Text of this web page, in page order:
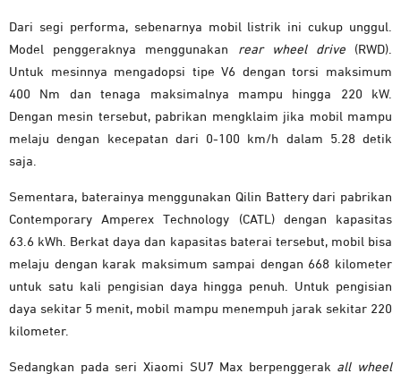
Dari segi performa, sebenarnya mobil listrik ini cukup unggul.
Model penggeraknya menggunakan rear wheel drive(RWD).
Untuk mesinnya mengadopsi tipe V6 dengan torsi maksimum
400 Nm dan tenaga maksimalnya mampu hingga 220 kW.
Dengan mesin tersebut, pabrikan mengklaim jika mobil mampu
melaju dengan kecepatan dari 0-100 km/h dalam 5.28 detik
saja.
Sementara, baterainya menggunakan Qilin Battery dari pabrikan
Contemporary Amperex Technology (CATL) dengan kapasitas
63.6 kWh. Berkat daya dan kapasitas baterai tersebut, mobil bisa
melaju dengan karak maksimum sampai dengan 668 kilometer
untuk satu kali pengisian daya hingga penuh. Untuk pengisian
daya sekitar 5 menit, mobil mampu menempuh jarak sekitar 220
kilometer.
Sedangkan pada seri Xiaomi SU7 Max berpenggerak all wheel